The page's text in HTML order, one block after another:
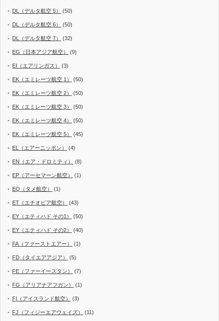
DL（デルタ航空 5） (50)
DL（デルタ航空 6） (50)
DL（デルタ航空 7） (32)
EG（日本アジア航空） (9)
EI（エアリンガス） (3)
EK（エミレーツ航空 1） (50)
EK（エミレーツ航空 2） (50)
EK（エミレーツ航空 3） (50)
EK（エミレーツ航空 4） (50)
EK（エミレーツ航空 5） (45)
EL（エアーニッポン） (4)
EN（エア・ドロミティ） (8)
EP（アーセマーン航空） (1)
EQ（タメ航空） (1)
ET（エチオピア航空） (43)
EY（エティハド その1） (50)
EY（エティハド その2） (40)
FA（ファーストエアー） (1)
FD（タイエアアジア） (5)
FE（ファーイースタン） (7)
FG（アリアナアフガン） (1)
FI（アイスランド航空） (3)
FJ（フィジーエアウェイズ） (11)